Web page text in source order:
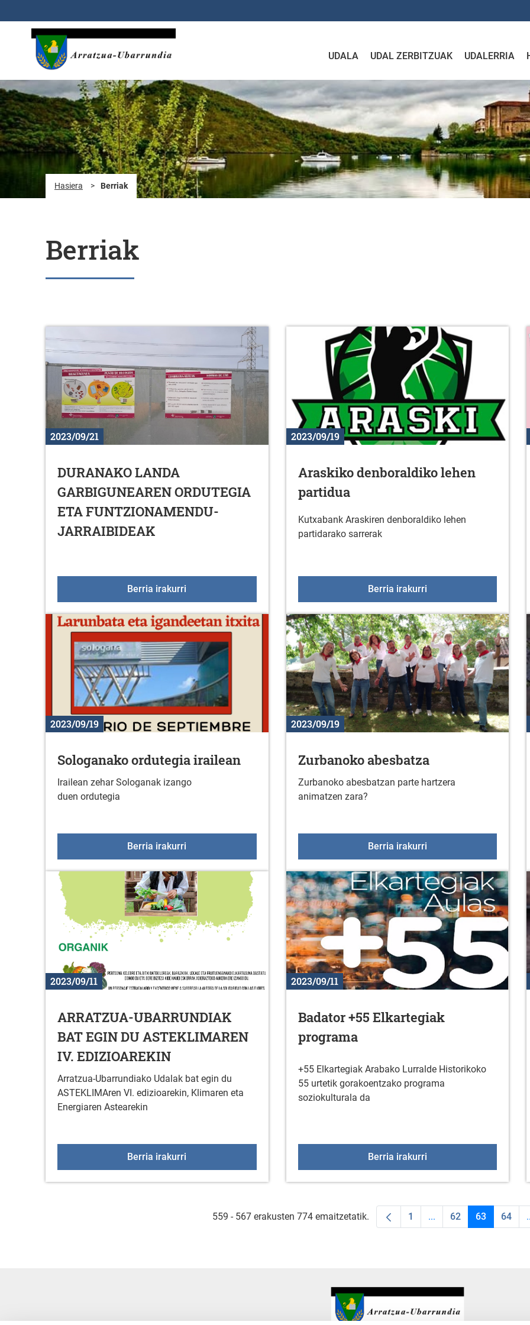
UDALA UDAL ZERBITZUAK UDALERRIA
Hasiera > Berriak
Berriak
2023/09/21
DURANAKO LANDA
GARBIGUNEAREN ORDUTEGIA
ETA FUNTZIONAMENDU-
JARRAIBIDEAK
Berria irakurri DURANAKO LANDA GARBIGUNEAREN ORDUTEGIA ETA FUNTZIONAMENDU-
2023/09/19
Araskiko denboraldiko lehen
partidua
Kutxabank Araskiren denboraldiko lehen
partidarako sarrerak
Berria irakurriAraskiko denboraldiko
2023/09/19
Sologanako ordutegia irailean
Irailean zehar Sologanak izango
duen ordutegia
Berria irakurri
2023/09/19
Zurbanoko abesbatza
Zurbanoko abesbatzan parte hartzera
animatzen zara?
Berria irakurriZurbanoko abesbatza
2023/09/11
ARRATZUA-UBARRUNDIAK
BAT EGIN DU ASTEKLIMAREN
IV. EDIZIOAREKIN
Arratzua-Ubarrundiako Udalak bat egin du
ASTEKLIMAren VI. edizioarekin, Klimaren eta
Energiaren Astearekin
Berria irakurri ARRATZUA-UBARRUNDIAK BAT EGIN DU ASTEKLIMAREN IV. EDIZIOAREKIN
2023/09/11
Badator +55 Elkartegiak
programa
+55 Elkartegiak Arabako Lurralde Historikoko
55 urtetik gorakoentzako programa
soziokulturala da
Berria irakurriBadator +55 Elkartegiak
559 - 567 erakusten 774 emaitzetatik. Orrialdea
1 ...Intermediate Pages Use
Orrialdea
62 Orrialdea
63 64